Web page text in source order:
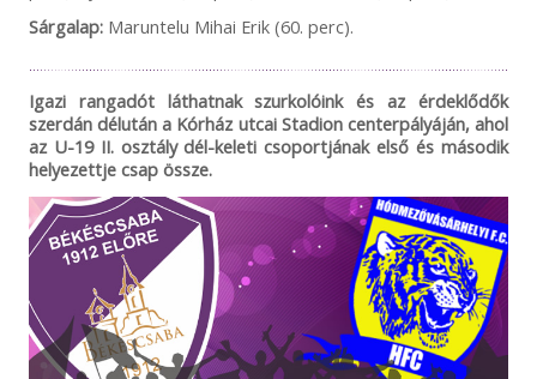
Sárgalap:Maruntelu Mihai Erik (60. perc).
Igazi rangadót láthatnak szurkolóink és az érdeklődők
szerdán délután a Kórház utcai Stadion centerpályáján, ahol
az U-19 II. osztály dél-keleti csoportjának első és második
helyezettje csap össze.